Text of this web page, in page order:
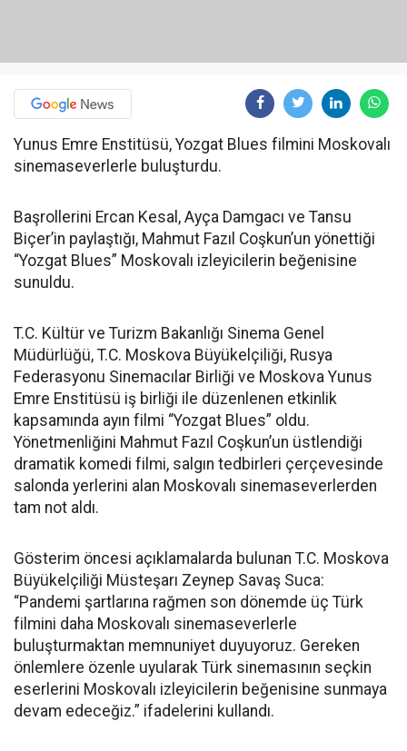
Yunus Emre Enstitüsü, Yozgat Blues filmini Moskovalı
sinemaseverlerle buluşturdu.
Başrollerini Ercan Kesal, Ayça Damgacı ve Tansu
Biçer’in paylaştığı, Mahmut Fazıl Coşkun’un yönettiği
“Yozgat Blues” Moskovalı izleyicilerin beğenisine
sunuldu.
T.C. Kültür ve Turizm Bakanlığı Sinema Genel
Müdürlüğü, T.C. Moskova Büyükelçiliği, Rusya
Federasyonu Sinemacılar Birliği ve Moskova Yunus
Emre Enstitüsü iş birliği ile düzenlenen etkinlik
kapsamında ayın filmi “Yozgat Blues” oldu.
Yönetmenliğini Mahmut Fazıl Coşkun’un üstlendiği
dramatik komedi filmi, salgın tedbirleri çerçevesinde
salonda yerlerini alan Moskovalı sinemaseverlerden
tam not aldı.
Gösterim öncesi açıklamalarda bulunan T.C. Moskova
Büyükelçiliği Müsteşarı Zeynep Savaş Suca:
“Pandemi şartlarına rağmen son dönemde üç Türk
filmini daha Moskovalı sinemaseverlerle
buluşturmaktan memnuniyet duyuyoruz. Gereken
önlemlere özenle uyularak Türk sinemasının seçkin
eserlerini Moskovalı izleyicilerin beğenisine sunmaya
devam edeceğiz.” ifadelerini kullandı.